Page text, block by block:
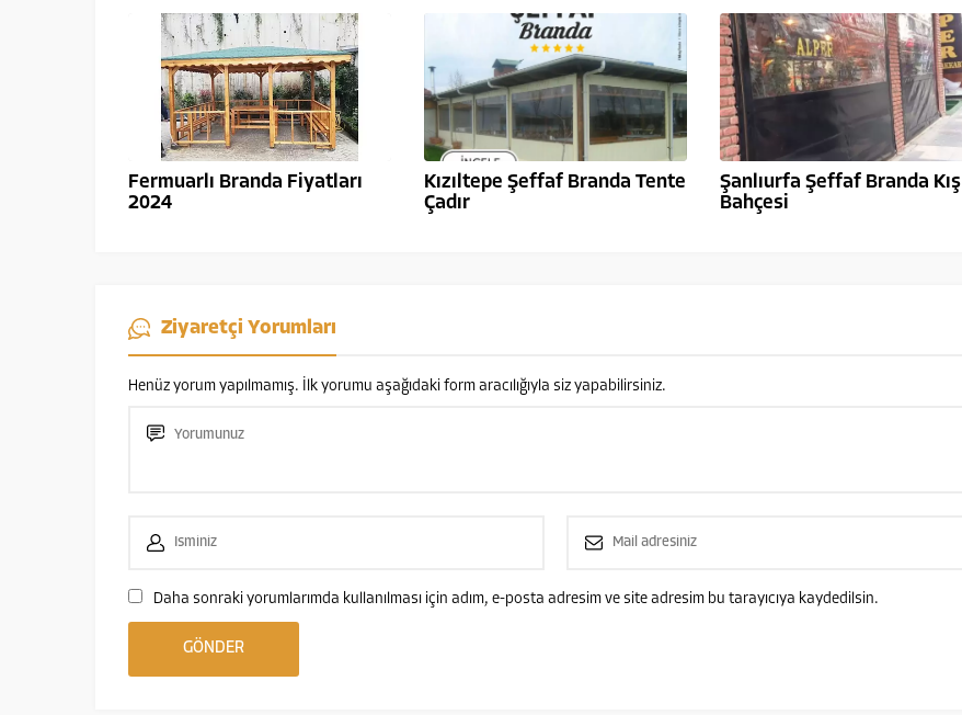
Fermuarlı Branda Fiyatları
2024
Kızıltepe Şeffaf Branda Tente
Çadır
Şanlıurfa Şeffaf Branda Kış
Bahçesi
Ziyaretçi Yorumları
Henüz yorum yapılmamış. İlk yorumu aşağıdaki form aracılığıyla siz yapabilirsiniz.
Daha sonraki yorumlarımda kullanılması için adım, e-posta adresim ve site adresim bu tarayıcıya kaydedilsin.